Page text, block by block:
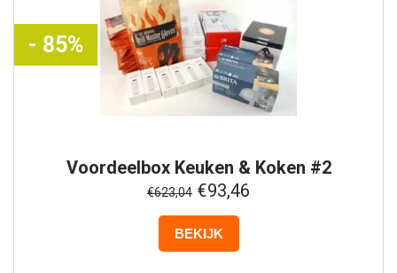
- 85%
VoordeelboxKeuken & Koken #2
€623,04 €93,46
BEKIJK